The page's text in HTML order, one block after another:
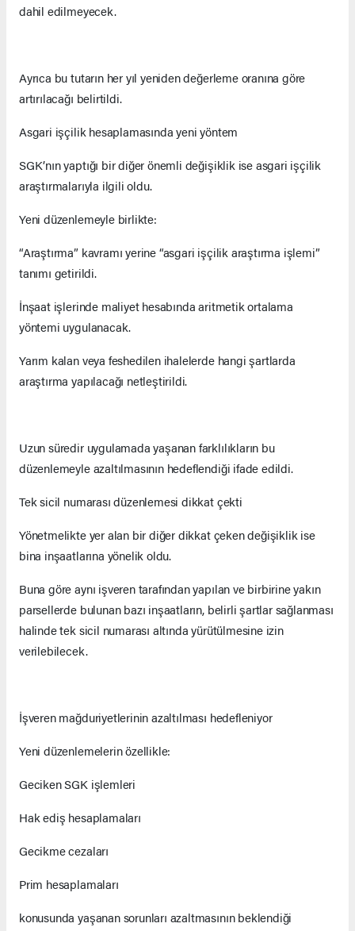
dahil edilmeyecek.
Ayrıca bu tutarın her yıl yeniden değerleme oranına göre
artırılacağı belirtildi.
Asgari işçilik hesaplamasında yeni yöntem
SGK’nın yaptığı bir diğer önemli değişiklik ise asgari işçilik
araştırmalarıyla ilgili oldu.
Yeni düzenlemeyle birlikte:
“Araştırma” kavramı yerine “asgari işçilik araştırma işlemi”
tanımı getirildi.
İnşaat işlerinde maliyet hesabında aritmetik ortalama
yöntemi uygulanacak.
Yarım kalan veya feshedilen ihalelerde hangi şartlarda
araştırma yapılacağı netleştirildi.
Uzun süredir uygulamada yaşanan farklılıkların bu
düzenlemeyle azaltılmasının hedeflendiği ifade edildi.
Tek sicil numarası düzenlemesi dikkat çekti
Yönetmelikte yer alan bir diğer dikkat çeken değişiklik ise
bina inşaatlarına yönelik oldu.
Buna göre aynı işveren tarafından yapılan ve birbirine yakın
parsellerde bulunan bazı inşaatların, belirli şartlar sağlanması
halinde tek sicil numarası altında yürütülmesine izin
verilebilecek.
İşveren mağduriyetlerinin azaltılması hedefleniyor
Yeni düzenlemelerin özellikle:
Geciken SGK işlemleri
Hak ediş hesaplamaları
Gecikme cezaları
Prim hesaplamaları
konusunda yaşanan sorunları azaltmasının beklendiği